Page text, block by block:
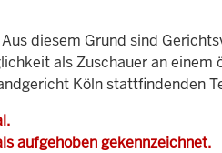
diesem Grund sind
als Zuschauer an
Köln stattfindenden
aufgehoben gekennzeichnet.